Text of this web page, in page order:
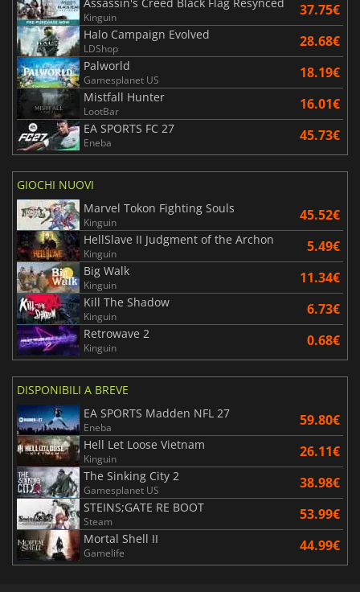
Assassin's Creed Black Flag Resynced
Kinguin 37.75€
Halo Campaign Evolved
LDShop 28.68€
Palworld
Gamesplanet US 18.19€
Mistfall Hunter
LootBar 16.01€
EA SPORTS FC 27
Eneba 45.73€
GIOCHI NUOVI
Marvel Tokon Fighting Souls
Kinguin 45.52€
HellSlave II Judgment of the Archon
Kinguin 5.49€
Big Walk
Kinguin 11.34€
Kill The Shadow
Kinguin 6.73€
Retrowave 2
Kinguin 0.68€
DISPONIBILI A BREVE
EA SPORTS Madden NFL 27
Eneba 59.80€
Hell Let Loose Vietnam
Kinguin 26.11€
The Sinking City 2
Gamesplanet US 38.98€
STEINS;GATE RE BOOT
Steam 53.99€
Mortal Shell II
Gamelife 44.99€